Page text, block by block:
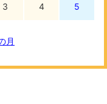
3 4 5
月